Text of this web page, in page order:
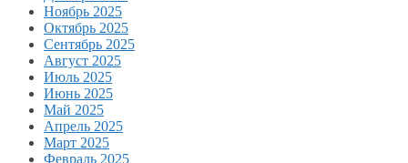
Ноябрь 2025
Октябрь 2025
Сентябрь 2025
Август 2025
Июль 2025
Июнь 2025
Май 2025
Апрель 2025
Март 2025
Февраль 2025